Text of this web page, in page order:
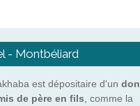
- Montbéliard
est dépositaire d'un don
de père en fils , comme la